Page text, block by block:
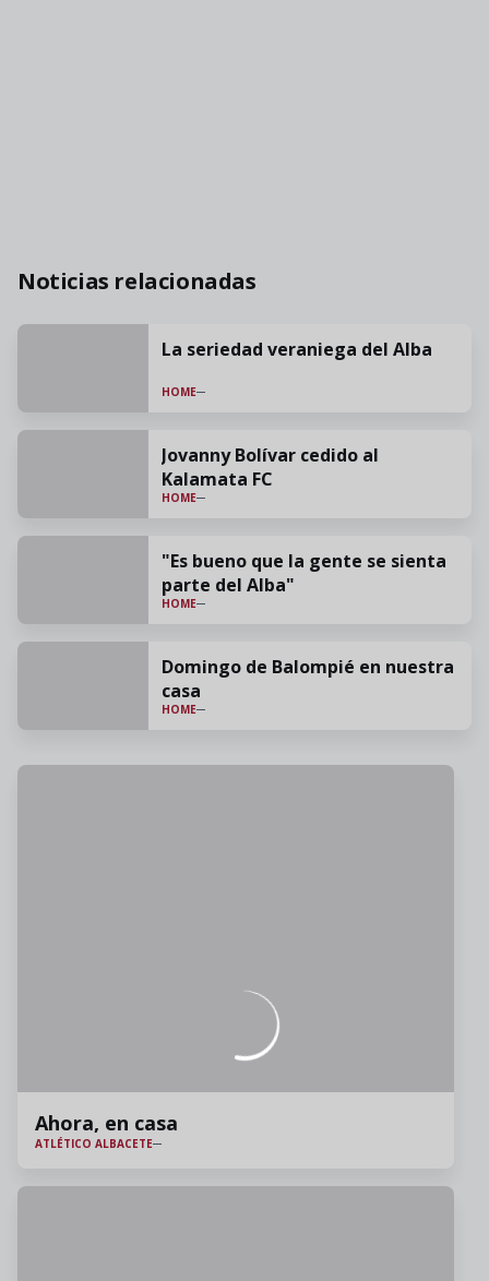
Noticias relacionadas
La seriedad veraniega del Alba
HOME
Jovanny Bolívar cedido al
Kalamata FC
HOME
"Es bueno que la gente se sienta
parte del Alba"
HOME
Domingo de Balompié en nuestra
casa
HOME
Ahora, en casa
ATLÉTICO ALBACETE